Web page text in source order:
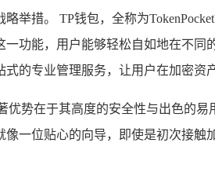
略举措。 TP钱包，全称为
一功能，用户能够轻松自如地在不
式的专业管理服务，让用户在加密资
优势在于其高度的安全性与出色的
像一位贴心的向导，即使是初次接触